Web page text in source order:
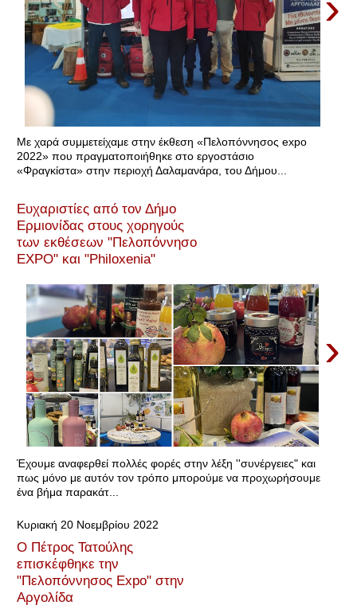
Με χαρά συμμετείχαμε στην έκθεση «Πελοπόννησος expo
2022» που πραγματοποιήθηκε στο εργοστάσιο
«Φραγκίστα» στην περιοχή Δαλαμανάρα, του Δήμου...
Ευχαριστίες από τον Δήμο
Ερμιονίδας στους χορηγούς
των εκθέσεων "Πελοπόννησο
EXPO" και "Philoxenia"
›
Έχουμε αναφερθεί πολλές φορές στην λέξη ''συνέργειες" και
πως μόνο με αυτόν τον τρόπο μπορούμε να προχωρήσουμε
ένα βήμα παρακάτ...
Κυριακή 20 Νοεμβρίου 2022
Ο Πέτρος Τατούλης
επισκέφθηκε την
"Πελοπόννησος Expo" στην
Αργολίδα